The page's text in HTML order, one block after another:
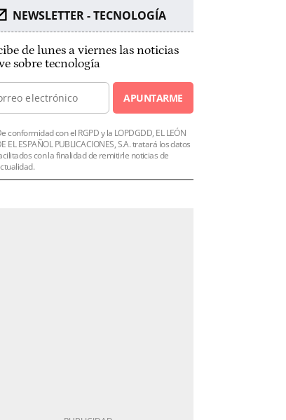
NEWSLETTER - TECNOLOGÍA
de lunes a viernes las noticias
sobre tecnología
APUNTARME
conformidad con el RGPD y la LOPDGDD, EL LEÓN
EL ESPAÑOL PUBLICACIONES, S.A. tratará los datos
con la finalidad de remitirle noticias de